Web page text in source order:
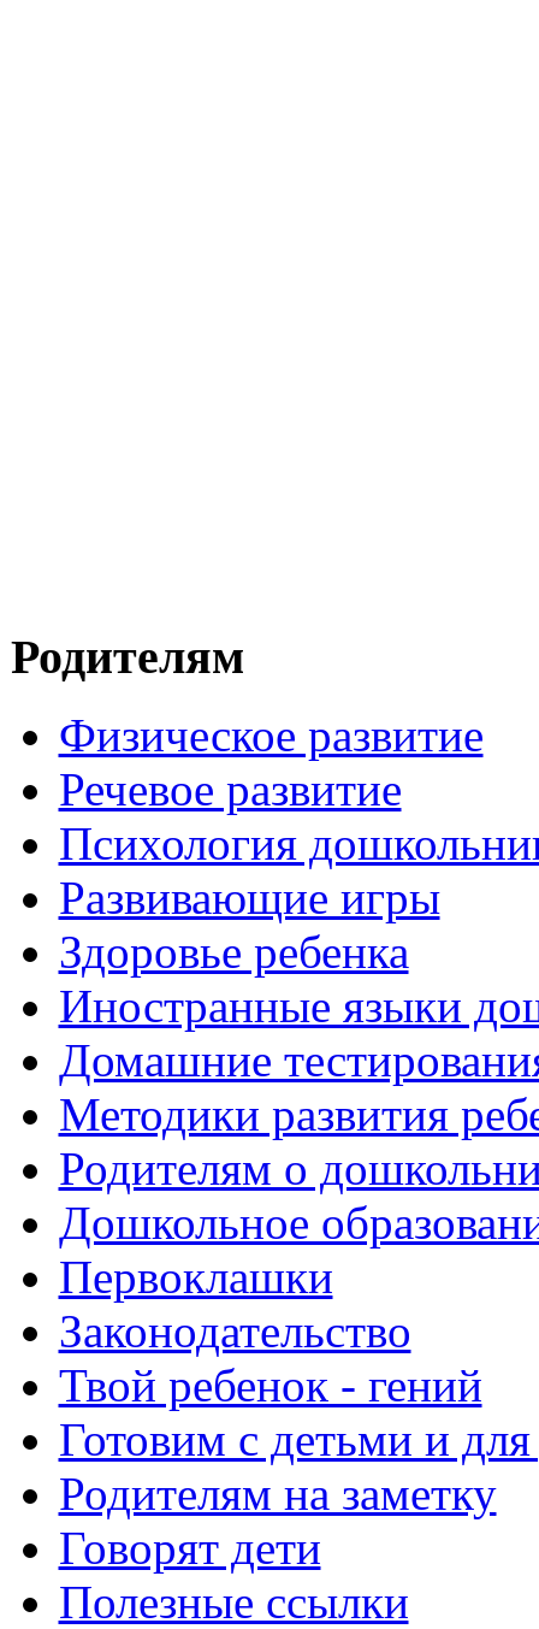
Родителям
Физическое развитие
Речевое развитие
Психология
Развивающие игры
Здоровье ребенка
Иностранные языки
Домашние
Методики развития
Родителям о
Дошкольное
Первоклашки
Законодательство
Твой ребенок - гений
Готовим с детьми и для
Родителям на заметку
Говорят дети
Полезные ссылки